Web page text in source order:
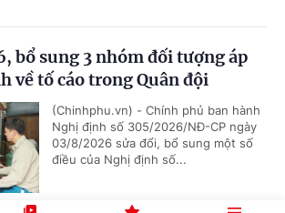
bổ sung 3 nhóm đối tượng áp
về tố cáo trong Quân đội
(Chinhphu.vn) - Chính phủ ban hành
Nghị định số 305/2026/NĐ-CP ngày
03/8/2026 sửa đổi, bổ sung một số
điều của Nghị định số...